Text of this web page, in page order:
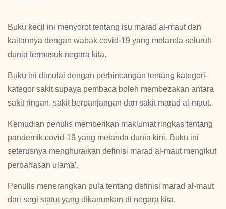
Buku kecil ini menyorot tentang isu marad al-maut dan
kaitannya dengan wabak covid-19 yang melanda seluruh
dunia termasuk negara kita.
Buku ini dimulai dengan perbincangan tentang kategori-
kategor sakit supaya pembaca boleh membezakan antara
sakit ringan, sakit berpanjangan dan sakit marad al-maut.
Kemudian penulis memberikan maklumat ringkas tentang
pandemik covid-19 yang melanda dunia kini. Buku ini
seterusnya menghuraikan definisi marad al-maut mengikut
perbahasan ulama’.
Penulis menerangkan pula tentang definisi marad al-maut
dari segi statut yang dikanunkan di negara kita.